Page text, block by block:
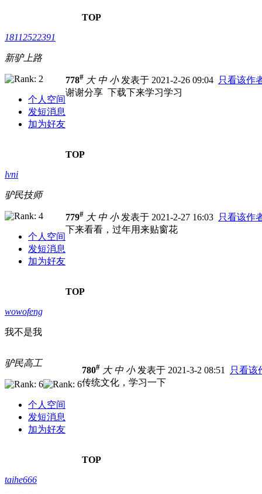
TOP
18112522391
新驴上路
个人空间
发短消息
加为好友
778# 大 中 小发表于 2021-2-26 09:04 只看该作
谢谢分享 下载下来学习学习
TOP
lvni
驴民技师
个人空间
发短消息
加为好友
779# 大 中 小发表于 2021-2-27 16:03 只看该作
下来看看，过年用来贴窗花
TOP
wowofeng
我不是我
驴民高工
个人空间
发短消息
加为好友
780# 大 中 小发表于 2021-3-2 08:51
只看该
传统文化，学习一下
TOP
taihe666